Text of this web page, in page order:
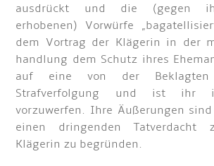
ausdrückt und die (gegen
erhobenen) Vorwürfe
dem Vortrag der Klägerin in der
handlung dem Schutz ihres
auf eine von der Beklagten
Strafverfolgung und ist ihr
vorzuwerfen. Ihre Äußerungen
einen dringenden Tatverdacht
Klägerin zu begründen.